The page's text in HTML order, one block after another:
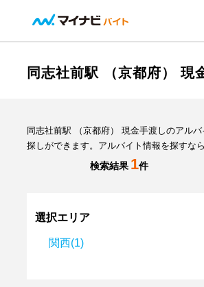
同志社前駅 （京都府） 現
同志社前駅 （京都府） 現金手渡しのアル
探しができます。アルバイト情報を探すな
検索結果 1件
選択エリア
関西(1)